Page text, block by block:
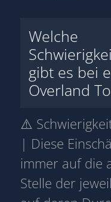
Welche
gibt es bei
Overland
⚠️
| Diese
immer auf die
Stelle der